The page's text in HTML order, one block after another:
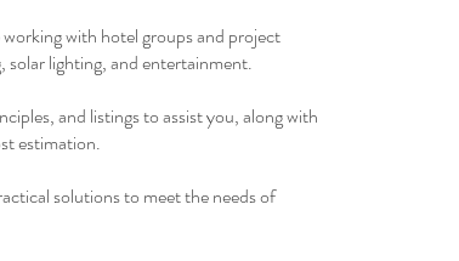
with hotel groups and project
solar lighting, and entertainment.
and listings to assist you, along with
estimation.
solutions to meet the needs of